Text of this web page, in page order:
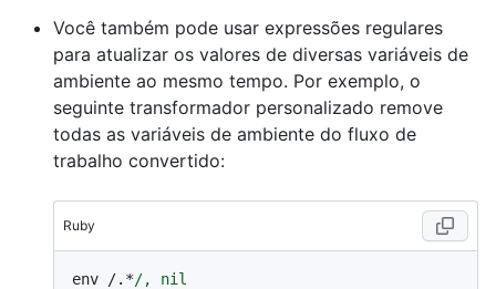
Você também pode usar expressões regulares
para atualizar os valores de diversas variáveis de
ambiente ao mesmo tempo. Por exemplo, o
seguinte transformador personalizado remove
todas as variáveis de ambiente do fluxo de
trabalho convertido:
Ruby
env /.*